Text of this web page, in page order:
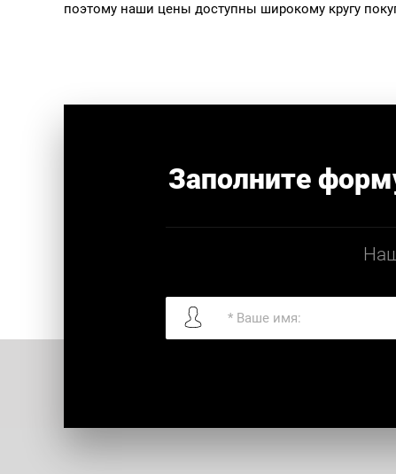
поэтому наши цены доступны широкому кругу
Заполните